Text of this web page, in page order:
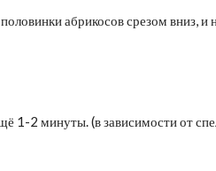
абрикосов срезом вниз,
1-2 минуты. (в зависимости от